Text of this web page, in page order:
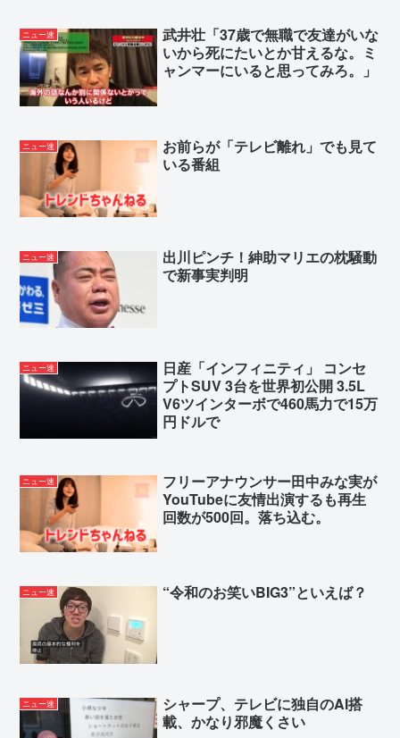
な！ポテトサラダ作りてしんどいんやで！💢」
楽しんご「ジャンポケ斉藤さんを貶めた女は気色悪
いとか言ってる癖にフェラするとか口だけは素直な
Powered by livedoor 相互RSS
ニュー速
武井壮「37歳で無職で友達がいな
いから死にたいとか甘えるな。ミ
ャンマーにいると思ってみろ。」
ニュー速
お前らが「テレビ離れ」でも見て
いる番組
ニュー速
出川ピンチ！紳助マリエの枕騒動
で新事実判明
ニュー速
日産「インフィニティ」 コンセ
プトSUV 3台を世界初公開 3.5L
V6ツインターボで460馬力で15万
円ドルで
ニュー速
フリーアナウンサー田中みな実が
YouTubeに友情出演するも再生
回数が500回。落ち込む。
ニュー速 “令和のお笑いBIG3”といえば？
ニュー速
シャープ、テレビに独自のAI搭
載、かなり邪魔くさい